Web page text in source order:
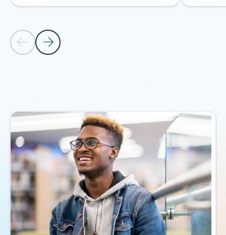
Forrige lysbildeNeste lysbilde